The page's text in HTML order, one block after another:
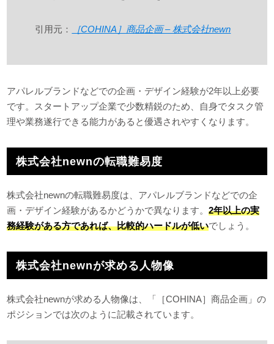
引用元： ［COHINA］商品企画 – 株式会社newn
アパレルブランドなどでの企画・デザイン経験が2年以上必要
です。スタートアップ企業で少数精鋭のため、自身でタスク管
理や業務遂行できる能力があると優遇されやすくなります。
株式会社newnの転職難易度
株式会社newnの転職難易度は、アパレルブランドなどでの企
画・デザイン経験があるかどうかで異なります。2年以上の実
務経験がある方であれば、比較的ハードルが低いでしょう。
株式会社newnが求める人物像
株式会社newnが求める人物像は、「［COHINA］商品企画」の
ポジションでは次のように記載されています。